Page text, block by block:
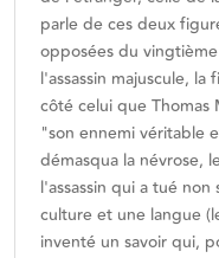
parle de ces deux
opposées du
l'assassin majuscule,
côté celui que
"son ennemi véritable
démasqua la névrose,
l'assassin qui a tué
culture et une langue
inventé un savoir qui,